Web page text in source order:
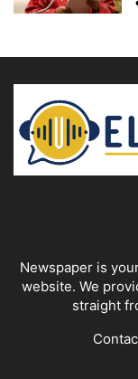
Newspaper is
website. We
straight